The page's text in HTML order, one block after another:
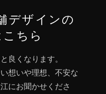
デザインの
ちら
良くなります。
想いや理想、不安な
にお聞かせくださ